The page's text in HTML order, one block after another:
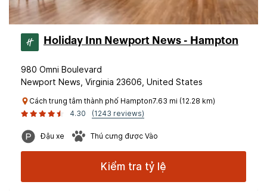
Holiday Inn Newport News - Hampton
980 Omni Boulevard
Newport News, Virginia 23606, United States
Cách trung tâm thành phố Hampton7.63 mi (12.28 km)
4.30
(1243 reviews)
Đậu xe Thú cưng được Vào
Kiểm tra tỷ lệ